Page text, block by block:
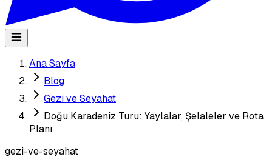
Ana Sayfa
Blog
Gezi ve Seyahat
Doğu Karadeniz Turu: Yaylalar, Şelaleler ve Rota
Planı
gezi-ve-seyahat